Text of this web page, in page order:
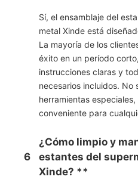
Sí, el ensamblaje del
metal Xinde está
La mayoría de los
éxito en un período
instrucciones claras y
necesarios incluidos. No
herramientas
conveniente para
6
¿Cómo limpio y
estantes del
Xinde? **